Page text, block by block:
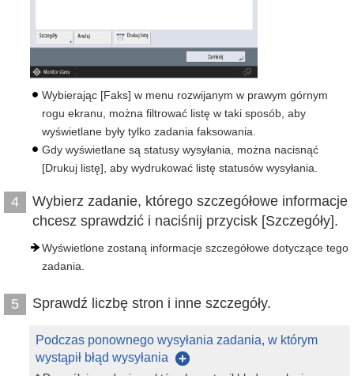
Wybierając [Faks] w menu rozwijanym w prawym górnym
rogu ekranu, można filtrować listę w taki sposób, aby
wyświetlane były tylko zadania faksowania.
Gdy wyświetlane są statusy wysyłania, można nacisnąć
[Drukuj listę], aby wydrukować listę statusów wysyłania.
4
Wybierz zadanie, którego szczegółowe informacje
chcesz sprawdzić i naciśnij przycisk [Szczegóły].
Wyświetlone zostaną informacje szczegółowe dotyczące tego
zadania.
5 Sprawdź liczbę stron i inne szczegóły.
Podczas ponownego wysyłania zadania, w którym
wystąpił błąd wysyłania